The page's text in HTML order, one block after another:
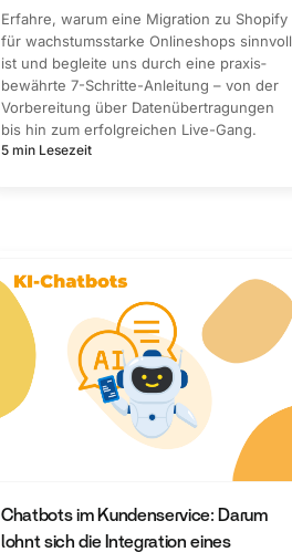
Erfahre, warum eine Migration zu Shopify
für wachstums­starke Onlineshops sinnvoll
ist und begleite uns durch eine praxis­
bewährte 7-Schritte-Anleitung – von der
Vorbereitung über Daten­übertragungen
bis hin zum erfolgreichen Live-Gang.
5 min Lesezeit
Chatbots im Kundenservice: Darum
lohnt sich die Integration eines